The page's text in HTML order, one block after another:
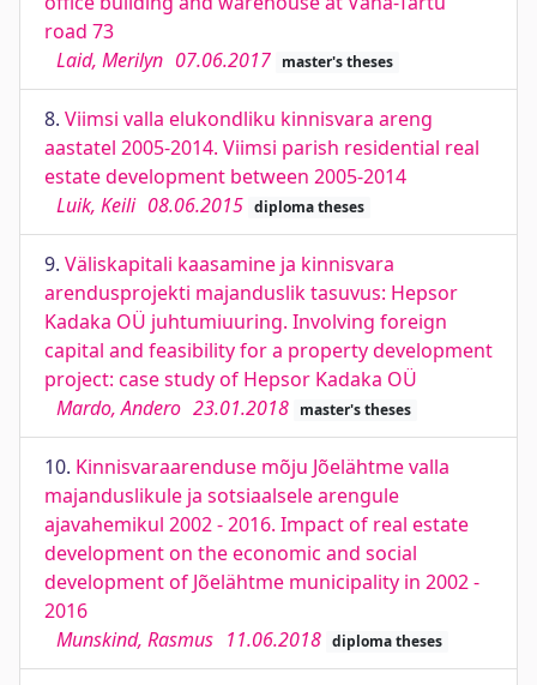
road 73
Laid, Merilyn 07.06.2017 master's theses
8. Viimsi valla elukondliku kinnisvara areng
aastatel 2005-2014. Viimsi parish residential real
estate development between 2005-2014
Luik, Keili 08.06.2015 diploma theses
9. Väliskapitali kaasamine ja kinnisvara
arendusprojekti majanduslik tasuvus: Hepsor
Kadaka OÜ juhtumiuuring. Involving foreign
capital and feasibility for a property development
project: case study of Hepsor Kadaka OÜ
Mardo, Andero 23.01.2018 master's theses
10. Kinnisvaraarenduse mõju Jõelähtme valla
majanduslikule ja sotsiaalsele arengule
ajavahemikul 2002 - 2016. Impact of real estate
development on the economic and social
development of Jõelähtme municipality in 2002 -
2016
Munskind, Rasmus 11.06.2018 diploma theses